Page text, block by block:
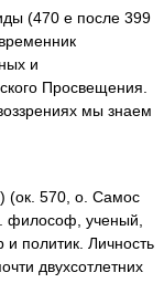
(470 е после 399
и
Просвещения.
мы знаем
570, о. Самос
философ, ученый,
политик. Личность
двухсотлетних